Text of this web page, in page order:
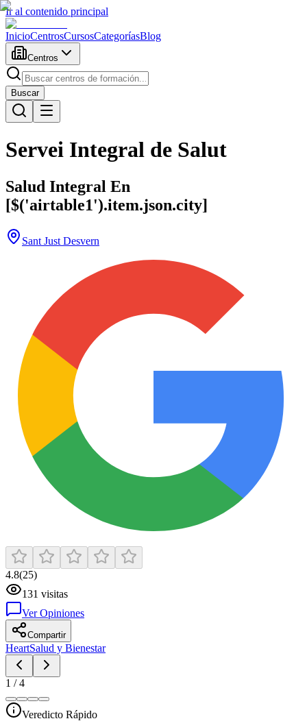
Ir al contenido principal
InicioCentrosCursosCategoríasBlog
Centros
Buscar
Servei Integral de Salut
Salud Integral En
[$('airtable1').item.json.city]
Sant Just Desvern
4.8(25)
131 visitas
Ver Opiniones
Compartir
HeartSalud y Bienestar
1 /4
Veredicto Rápido